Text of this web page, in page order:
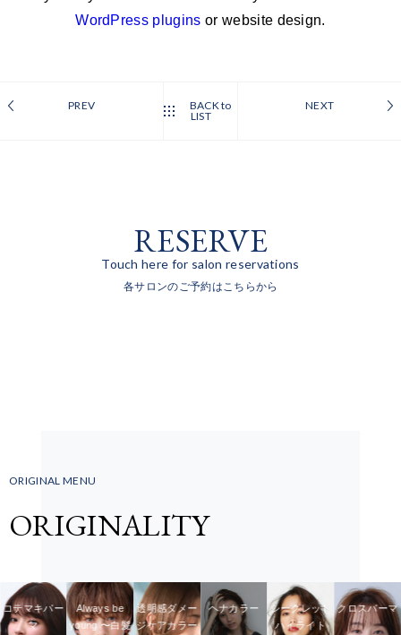
WordPress plugins or website design.
PREV
BACK to
LIST
NEXT
RESERVE
Touch here for salon reservations
各サロンのご予約はこちらから
ORIGINAL MENU
ORIGINALITY
コテマキパー
マ
Always be
young 〜白髪
透明感ダメー
ジケアカラー
ヘナカラー
シークレット
ハイライト
クロスパーマ